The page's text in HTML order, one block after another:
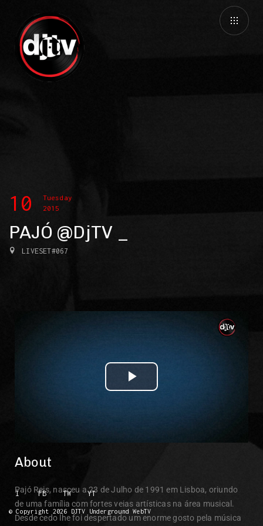
10
Tuesday
2015
PAJÓ @DjTV
LIVESET#067
Play Video
About
Pajó Reis, nasceu a 23 de Julho de 1991 em Lisboa, oriundo
de uma família com fortes veias artísticas na área musical.
Desde cedo lhe foi despertado um enorme gosto pela música
I FB TW YT
© Copyright 2026 DJTV Underground WebTV